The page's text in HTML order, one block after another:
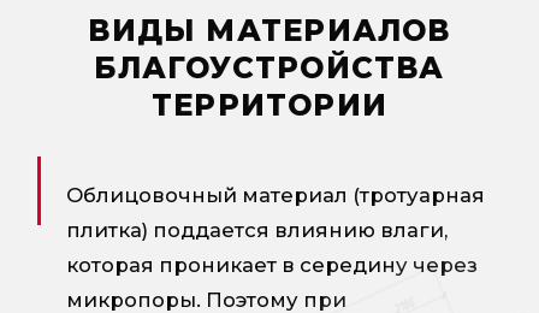
ВИДЫ МАТЕРИАЛОВ
БЛАГОУСТРОЙСТВА
ТЕРРИТОРИИ
Облицовочный материал (тротуарная
плитка) поддается влиянию влаги,
которая проникает в середину через
микропоры. Поэтому при